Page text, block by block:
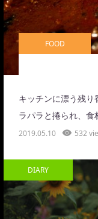
FOOD
キッチンに漂う残
ラパラと捲られ、
2019.05.10 532
DIARY